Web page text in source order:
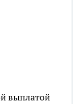
выплатой